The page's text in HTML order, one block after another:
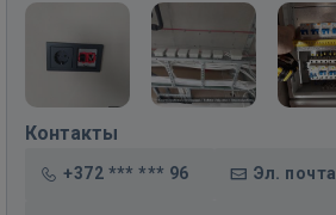
Контакты
+372 *** *** 96 Эл. почта